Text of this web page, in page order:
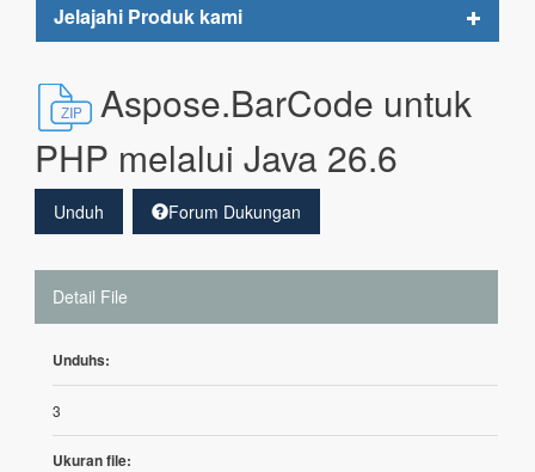
Jelajahi Produk kami
Toggle
Aspose.BarCode untuk
PHP melalui Java 26.6
Unduh Forum Dukungan
Detail File
Unduhs:
3
Ukuran file: